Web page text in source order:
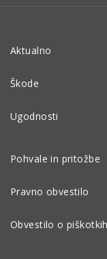
Aktualno
Škode
Ugodnosti
Pohvale in pritožbe
Pravno obvestilo
Obvestilo o piškotkih